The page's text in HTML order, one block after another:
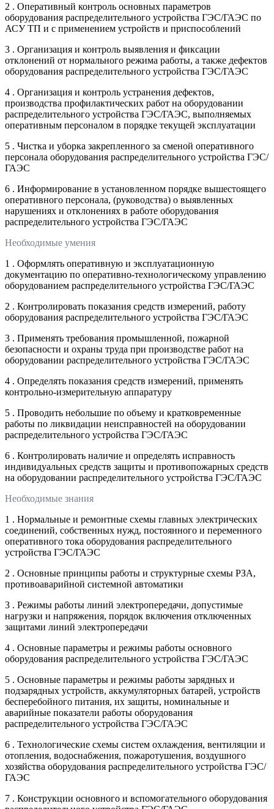
2 . Оперативный контроль основных параметров
оборудования распределительного устройства ГЭС/ГАЭС по
АСУ ТП и с применением устройств и приспособлений
3 . Организация и контроль выявления и фиксации
отклонений от нормального режима работы, а также дефектов
оборудования распределительного устройства ГЭС/ГАЭС
4 . Организация и контроль устранения дефектов,
производства профилактических работ на оборудовании
распределительного устройства ГЭС/ГАЭС, выполняемых
оперативным персоналом в порядке текущей эксплуатации
5 . Чистка и уборка закрепленного за сменой оперативного
персонала оборудования распределительного устройства ГЭС/
ГАЭС
6 . Информирование в установленном порядке вышестоящего
оперативного персонала, (руководства) о выявленных
нарушениях и отклонениях в работе оборудования
распределительного устройства ГЭС/ГАЭС
Необходимые умения
1 . Оформлять оперативную и эксплуатационную
документацию по оперативно-технологическому управлению
оборудованием распределительного устройства ГЭС/ГАЭС
2 . Контролировать показания средств измерений, работу
оборудования распределительного устройства ГЭС/ГАЭС
3 . Применять требования промышленной, пожарной
безопасности и охраны труда при производстве работ на
оборудовании распределительного устройства ГЭС/ГАЭС
4 . Определять показания средств измерений, применять
контрольно-измерительную аппаратуру
5 . Проводить небольшие по объему и кратковременные
работы по ликвидации неисправностей на оборудовании
распределительного устройства ГЭС/ГАЭС
6 . Контролировать наличие и определять исправность
индивидуальных средств защиты и противопожарных средств
на оборудовании распределительного устройства ГЭС/ГАЭС
Необходимые знания
1 . Нормальные и ремонтные схемы главных электрических
соединений, собственных нужд, постоянного и переменного
оперативного тока оборудования распределительного
устройства ГЭС/ГАЭС
2 . Основные принципы работы и структурные схемы РЗА,
противоаварийной системной автоматики
3 . Режимы работы линий электропередачи, допустимые
нагрузки и напряжения, порядок включения отключенных
защитами линий электропередачи
4 . Основные параметры и режимы работы основного
оборудования распределительного устройства ГЭС/ГАЭС
5 . Основные параметры и режимы работы зарядных и
подзарядных устройств, аккумуляторных батарей, устройств
бесперебойного питания, их защиты, номинальные и
аварийные показатели работы оборудования
распределительного устройства ГЭС/ГАЭС
6 . Технологические схемы систем охлаждения, вентиляции и
отопления, водоснабжения, пожаротушения, воздушного
хозяйства оборудования распределительного устройства ГЭС/
ГАЭС
7 . Конструкции основного и вспомогательного оборудования